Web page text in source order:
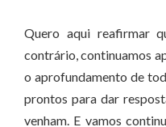
Quero aqui reafirmar
contrário, continuamos
o aprofundamento de
prontos para dar
venham. E vamos